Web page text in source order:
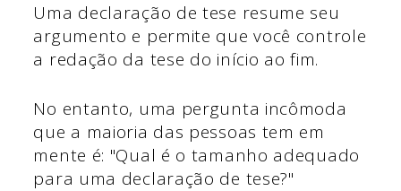
Uma declaração de tese resume seu
argumento e permite que você controle
a redação da tese do início ao fim.
No entanto, uma pergunta incômoda
que a maioria das pessoas tem em
mente é: "Qual é o tamanho adequado
para uma declaração de tese?"